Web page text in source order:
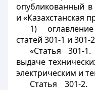
опубликованный в
и «Казахстанская
1)
статей 301-1 и
«Статья 301-
выдаче
электрическим и
Статья 301-